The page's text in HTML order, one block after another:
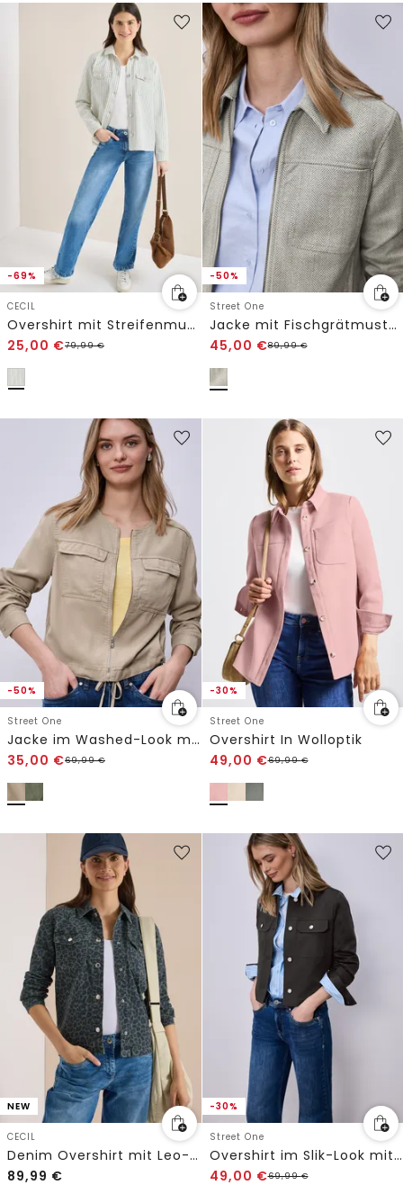
-69%
CECIL
Overshirt mit Streifenmuster
25,00 €79,99€
-50%
Street One
Jacke mit Fischgrätmuster und Zipper
45,00 €89,99€
-50%
Street One
Jacke im Washed-Look mit Tunnelzug
35,00 €69,99€
-30%
Street One
Overshirt In Wolloptik
49,00 €69,99€
NEW
CECIL
Denim Overshirt mit Leo-Muster
89,99 €
-30%
Street One
Overshirt im Slik-Look mit Knopfleiste
49,00 €69,99€